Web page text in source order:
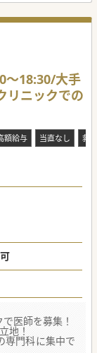
加しており、地
ています。
の負担軽減と
す。
ンクのある内
先生を求めて
であり、対象エ
特化していま
当があり、県
通勤の利便性も
です。
～18:30/大手
リニックでの
額給与 当直なし 救
医師を募集！
地！
専門科に集中で